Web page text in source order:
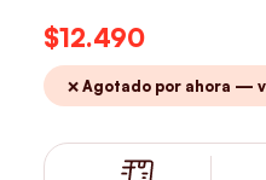
$12.490
❌ Agotado por ahora —